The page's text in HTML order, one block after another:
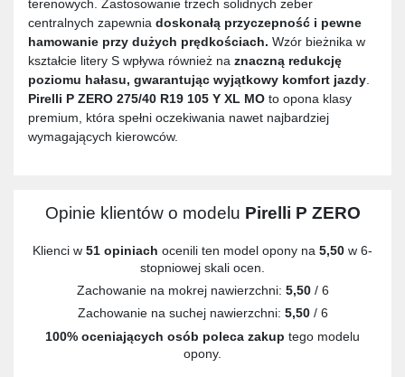
terenowych. Zastosowanie trzech solidnych żeber
centralnych zapewnia doskonałą przyczepność i pewne
hamowanie przy dużych prędkościach. Wzór bieżnika w
kształcie litery S wpływa również na znaczną redukcję
poziomu hałasu, gwarantując wyjątkowy komfort jazdy.
Pirelli P ZERO 275/40 R19 105 Y XL MO to opona klasy
premium, która spełni oczekiwania nawet najbardziej
wymagających kierowców.
Opinie klientów o modelu Pirelli P ZERO
Klienci w 51 opiniach ocenili ten model opony na 5,50 w 6-
stopniowej skali ocen.
Zachowanie na mokrej nawierzchni: 5,50/ 6
Zachowanie na suchej nawierzchni: 5,50/ 6
100% oceniających osób poleca zakup tego modelu
opony.